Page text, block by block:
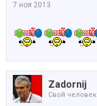
7 ноя 2013
Zadornij
Свой человек